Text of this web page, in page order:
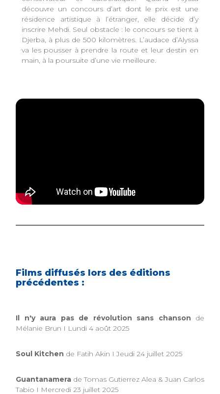
découvre un concours d’art dont le prix est une
résidence artistique à l’étranger, elle décide d’y
inscrire Mehdi. Seul obstacle : le concours se tient à
Djerba, à plus de 500 kilomètres. L’audace d’Alyssa
va les pousser à prendre la route et leur destin en
main, à la poursuite d’une vie meilleure.
Films diffusés lors des éditions
précédentes :
Il n'y aura pas de révolution sans chanson de
Mélanie Brun I Lundi 4 août 2025
Soul Kitchen de Fatih Akin I Jeudi 24 juillet 2025
Guantanamera de Tomas Gutierrez Alea & Juan Carlos
Tabio I Mercredi 23 juillet 2025